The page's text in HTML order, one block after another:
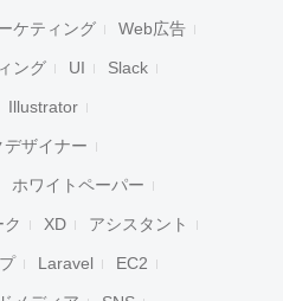
ケティング Web広告
ング UI Slack
Illustrator
ザイナー
ホワイトペーパー
XD アシスタント
Laravel EC2